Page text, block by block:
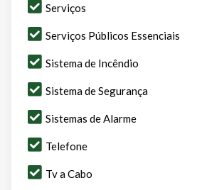
Serviços
Serviços Públicos Essenciais
Sistema de Incêndio
Sistema de Segurança
Sistemas de Alarme
Telefone
Tv a Cabo